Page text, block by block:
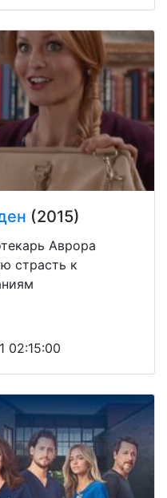
(2015)
Аврора
страсть к
02:15:00